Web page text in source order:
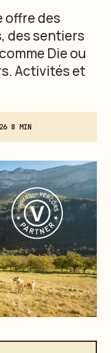
offre des
des sentiers
Die ou
Activités et
· 8 MIN